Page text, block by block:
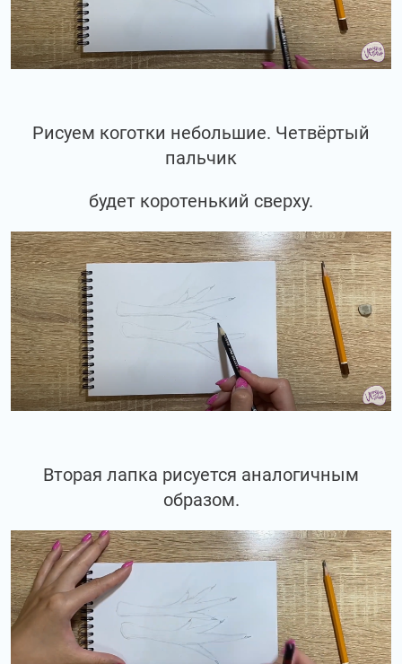
Рисуем коготки небольшие. Четвёртый
пальчик
будет коротенький сверху.
Вторая лапка рисуется аналогичным
образом.